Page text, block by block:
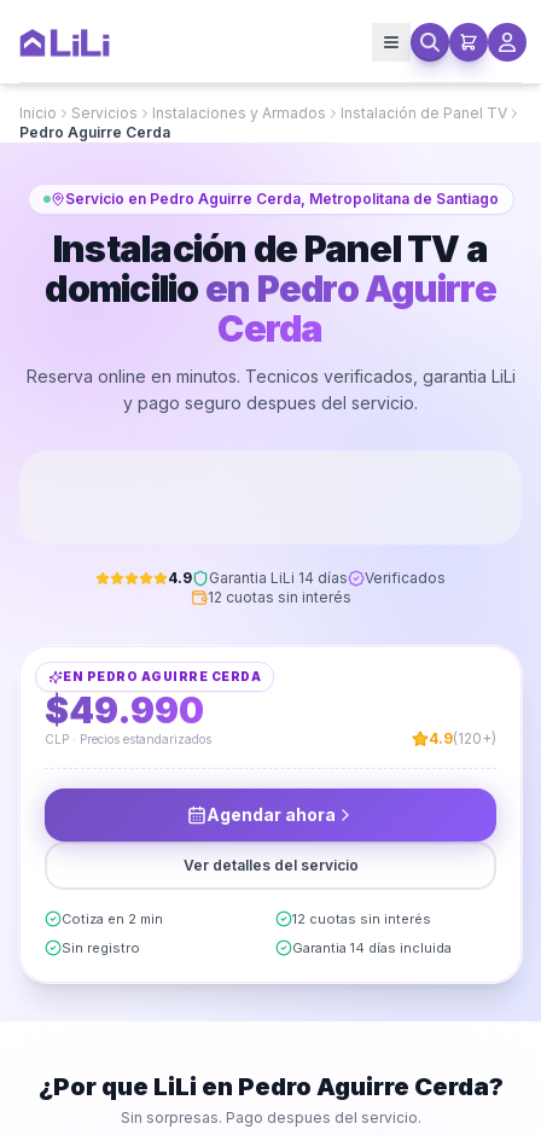
Inicio Servicios Instalaciones y Armados
Instalación de Panel TV
Pedro Aguirre Cerda
Servicio en Pedro Aguirre Cerda, Metropolitana de Santiago
Instalación de Panel TV a
domicilioen Pedro Aguirre
Cerda
Reserva online en minutos. Tecnicos verificados, garantia LiLi
y pago seguro despues del servicio.
4.9 Garantia LiLi 14 días
Verificados
12 cuotas sin interés
EN PEDRO AGUIRRE CERDA
DESDE
$49.990
CLP · Precios estandarizados 4.9(120+)
Agendar ahora
Ver detalles del servicio
Cotiza en 2 min
12 cuotas sin interés
Sin registro
Garantia 14 días incluida
¿Por que LiLi en Pedro Aguirre Cerda?
Sin sorpresas. Pago despues del servicio.